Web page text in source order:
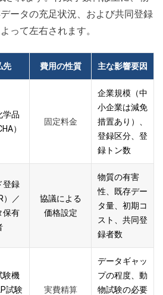
ータの充足状況、および共同登録
って左右されます。
先 費用の性質 主な影響要因
学品
）
固定料金
企業規模（中
小企業は減免
措置あり）、
登録区分、登
録トン数
登録
）／
保有
協議による
価格設定
物質の有害
性、既存デー
タ量、初期コ
スト、共同登
録者数
験機
試験
実費精算
データギャッ
プの程度、動
物試験の必要